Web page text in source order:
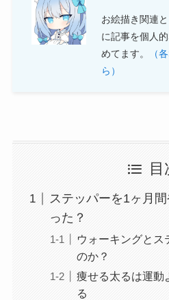
お絵描き関連
に記事を個人
めてます。
（
ら）
目
ステッパーを1ヶ月
った？
ウォーキングとス
のか？
痩せる太るは運動
る